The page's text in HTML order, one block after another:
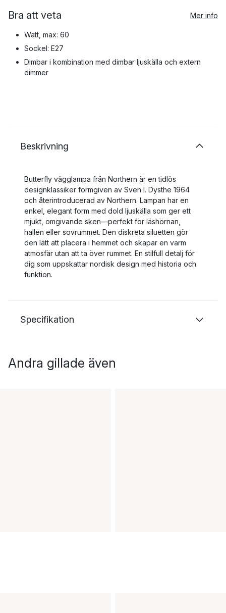
Bra att veta Mer info
Watt, max: 60
Sockel: E27
Dimbar i kombination med dimbar ljuskälla och extern
dimmer
Beskrivning
Butterfly vägglampa från Northern är en tidlös
designklassiker formgiven av Sven I. Dysthe 1964
och återintroducerad av Northern. Lampan har en
enkel, elegant form med dold ljuskälla som ger ett
mjukt, omgivande sken—perfekt för läshörnan,
hallen eller sovrummet. Den diskreta siluetten gör
den lätt att placera i hemmet och skapar en varm
atmosfär utan att ta över rummet. En stilfull detalj för
dig som uppskattar nordisk design med historia och
funktion.
Specifikation
Andra gillade även